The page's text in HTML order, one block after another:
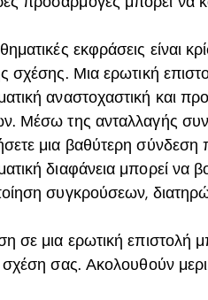
εκφράσεις είναι
σχέσης. Μια ερωτική
αναστοχαστική και
Μέσω της ανταλλαγής
μια βαθύτερη σύνδεση
διαφάνεια μπορεί να
συγκρούσεων,
σε μια ερωτική επιστολή
σας. Ακολουθούν